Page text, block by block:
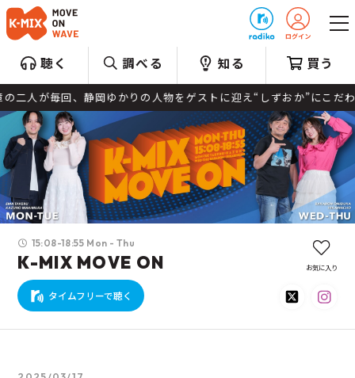
聴く 調べる 知る 買う
回、静岡ゆかりの人物をゲストに迎え“しずおか”にこだわり静岡
15:08-18:55 Mon - Thu
K-MIX MOVE ON
タイムフリーで聴く
お気に入り